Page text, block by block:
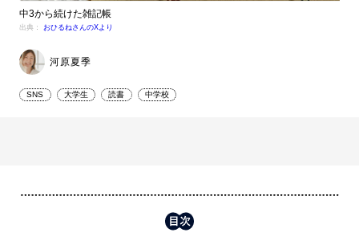
中3から続けた雑記帳
出典： おひるねさんのXより
河原夏季
SNS 大学生 読書 中学校